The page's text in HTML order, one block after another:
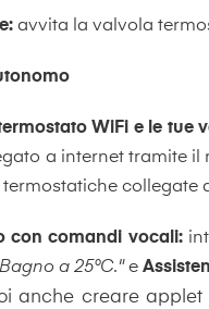
avvita la valvola
WiFi e le tue
a internet tramite
collegate
con comandi vocali:
a 25°C." e
anche creare